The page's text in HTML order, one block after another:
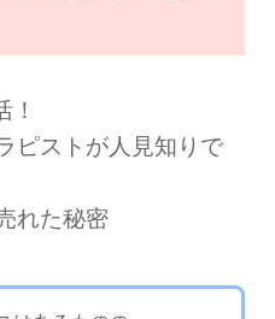
！
ピストが人見知りで
れた秘密